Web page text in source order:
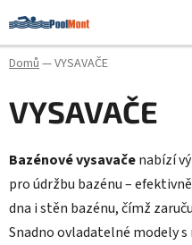
na
obsah
Domů—VYSAVAČE
VYSAVAČE
Bazénové vysavačenabízí
pro údržbu bazénu –
dna i stěn bazénu, čímž
Snadno ovladatelné modely